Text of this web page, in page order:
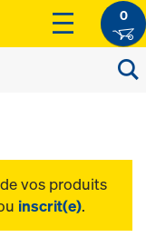
0
vos produits
inscrit(e).